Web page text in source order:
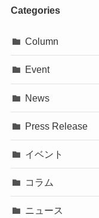
2023年5月
2023年3月
2023年2月
2023年1月
2022年12月
2022年8月
2022年7月